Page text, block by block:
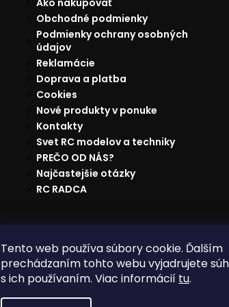
Tento web používa súbory cookie. Ďalším
prechádzaním tohto webu vyjadrujete
s ich používaním. Viac informácií tu.
Ako nakupovať
Obchodné podmienky
Podmienky ochrany osobných
údajov
Reklamácie
Doprava a platba
Cookies
Nové produkty v ponuke
Kontakty
Svet RC modelov a techniky
PREČO OD NÁS?
Najčastejšie otázky
RC RADCA
Reklamácie Doprava a platba